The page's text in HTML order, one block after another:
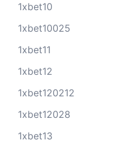
1xbet10
1xbet10025
1xbet11
1xbet12
1xbet120212
1xbet12028
1xbet13